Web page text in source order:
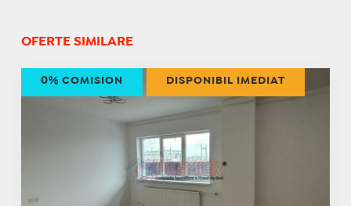
OFERTE SIMILARE
0% COMISION DISPONIBIL IMEDIAT